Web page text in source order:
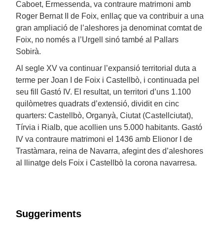
Caboet, Ermessenda, va contraure matrimoni amb
Roger Bernat II de Foix, enllaç que va contribuir a una
gran ampliació de l’aleshores ja denominat comtat de
Foix, no només a l’Urgell sinó també al Pallars
Sobirà.
Al segle XV va continuar l’expansió territorial duta a
terme per Joan I de Foix i Castellbò, i continuada pel
seu fill Gastó IV. El resultat, un territori d’uns 1.100
quilòmetres quadrats d’extensió, dividit en cinc
quarters: Castellbò, Organyà, Ciutat (Castellciutat),
Tírvia i Rialb, que acollien uns 5.000 habitants. Gastó
IV va contraure matrimoni el 1436 amb Elionor I de
Trastàmara, reina de Navarra, afegint des d’aleshores
al llinatge dels Foix i Castellbò la corona navarresa.
Suggeriments